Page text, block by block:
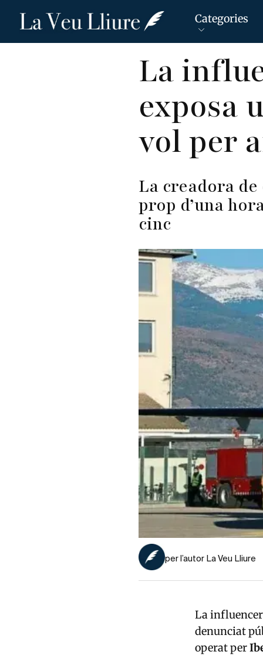
Vés
Categories
La
exposa
vol per
La creadora
prop d’una
cinc
per l’autor La Veu Lliure
La influencer
denunciat
operat per